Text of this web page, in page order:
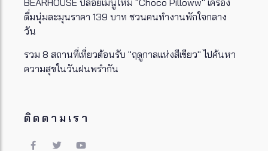
BEARHOUSE ปล่อยเมนูใหม่ "Choco Pilloww" เครื่อง
ดื่มนุ่มละมุนราคา 139 บาท ชวนคนทำงานพักใจกลาง
วัน
รวม 8 สถานที่เที่ยวต้อนรับ "ฤดูกาลแห่งสีเขียว" ไปค้นหา
ความสุขในวันฝนพรำกัน
ติดตามเรา